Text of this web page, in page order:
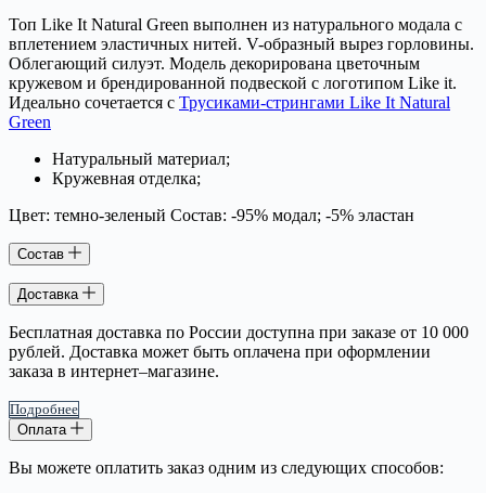
Топ Like It Natural Green выполнен из натурального модала с
вплетением эластичных нитей. V-образный вырез горловины.
Облегающий силуэт. Модель декорирована цветочным
кружевом и брендированной подвеской с логотипом Like it.
Идеально сочетается с Трусиками-стрингами Like It Natural
Green
Натуральный материал;
Кружевная отделка;
Цвет: темно-зеленый Состав: -95% модал; -5% эластан
Состав
Доставка
Бесплатная доставка по России доступна при заказе от 10 000
рублей. Доставка может быть оплачена при оформлении
заказа в интернет–магазине.
Подробнее
Оплата
Вы можете оплатить заказ одним из следующих способов: